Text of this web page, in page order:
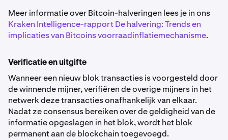
Meer informatie over Bitcoin-halveringen lees je in ons
Kraken Intelligence-rapport De halvering: Trends en
implicaties van Bitcoins voorraadinflatiemechanisme.
Verificatie en uitgifte
Wanneer een nieuw blok transacties is voorgesteld door
de winnende mijner, verifiëren de overige mijners in het
netwerk deze transacties onafhankelijk van elkaar.
Nadat ze consensus bereiken over de geldigheid van de
informatie opgeslagen in het blok, wordt het blok
permanent aan de blockchain toegevoegd.